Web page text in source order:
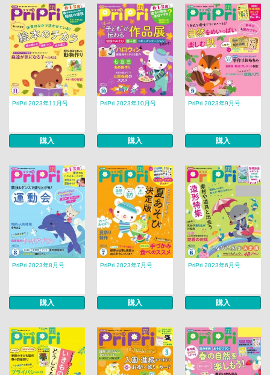
PriPri 2023年11月号
購入
PriPri 2023年10月号
購入
PriPri 2023年9月号
購入
PriPri 2023年8月号
購入
PriPri 2023年7月号
購入
PriPri 2023年6月号
購入